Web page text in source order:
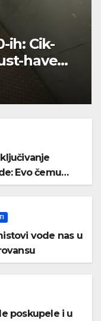
ih: Cik-
have
Evo čemu
da ga koristite
vode nas u
poskupele i u